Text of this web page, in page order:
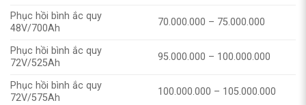
Phục hồi bình ắc quy
48V/700Ah
70.000.000 – 75.000.000
Phục hồi bình ắc quy
72V/525Ah
95.000.000 – 100.000.000
Phục hồi bình ắc quy
72V/575Ah
100.000.000 – 105.000.000